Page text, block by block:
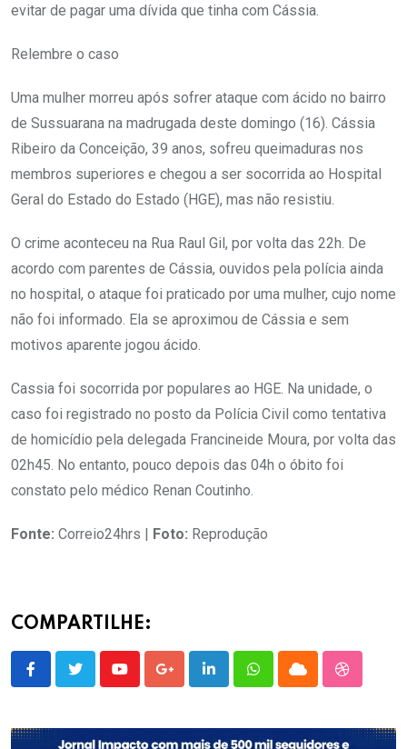
evitar de pagar uma dívida que tinha com Cássia.
Relembre o caso
Uma mulher morreu após sofrer ataque com ácido no bairro
de Sussuarana na madrugada deste domingo (16). Cássia
Ribeiro da Conceição, 39 anos, sofreu queimaduras nos
membros superiores e chegou a ser socorrida ao Hospital
Geral do Estado do Estado (HGE), mas não resistiu.
O crime aconteceu na Rua Raul Gil, por volta das 22h. De
acordo com parentes de Cássia, ouvidos pela polícia ainda
no hospital, o ataque foi praticado por uma mulher, cujo nome
não foi informado. Ela se aproximou de Cássia e sem
motivos aparente jogou ácido.
Cassia foi socorrida por populares ao HGE. Na unidade, o
caso foi registrado no posto da Polícia Civil como tentativa
de homicídio pela delegada Francineide Moura, por volta das
02h45. No entanto, pouco depois das 04h o óbito foi
constato pelo médico Renan Coutinho.
Fonte: Correio24hrs | Foto: Reprodução
COMPARTILHE:
YoutubeGoogle+LinkedInWhatsappCloud